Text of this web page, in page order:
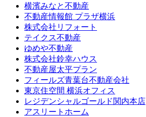
横濱みなと不動産
不動産情報館 プラザ横浜
株式会社リフォート
テイクス不動産
ゆめや不動産
株式会社鈴幸ハウス
不動産屋太平プラン
フィールズ青葉台不動産会社
東京住空間 横浜オフィス
レジデンシャルゴールド関内本店
アスリートホーム